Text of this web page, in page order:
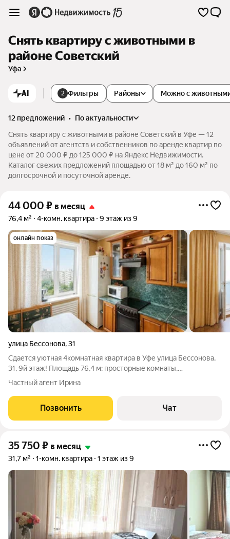
Снять квартиру с животными в
районе Советский
Уфа
AI 2 Фильтры Районы Можно с
12 предложений •
по актуальности
Снять квартиру с животными в районе Советский в Уфе — 12
объявлений от агентств и собственников по аренде квартир по
цене от 20 000 ₽ до 125 000 ₽ на Яндекс Недвижимости.
Каталог свежих предложений площадью от 18 м² до 160 м² по
долгосрочной и посуточной аренде.
44 000 ₽ в месяц
76,4 м² 4-комн. квартира 9 этаж из 9
онлайн показ
улица Бессонова,31
Сдается уютная 4комнатная квартира в Уфе улица Бессонова,
31, 9й этаж! Площадь 76,4 м: просторные комнаты,
продуманная планировка, раздельный санузел. Квартира
светлая и тёплая идеально для семьи. Район с развитой
инфраструктурой: рядом магазины,
Частный агент Ирина
Позвонить Чат
35 750 ₽ в месяц
31,7 м² 1-комн. квартира 1 этаж из 9